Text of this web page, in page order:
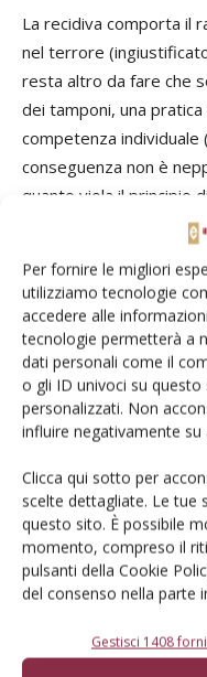
Per fornire le migliori
utilizziamo tecnologie
accedere alle
tecnologie permetterà a
dati personali come il
o gli ID univoci su
personalizzati. Non
influire negativamente
Clicca qui sotto per
scelte dettagliate. Le tue
questo sito. È possibile
momento, compreso il
pulsanti della Cookie
del consenso nella parte
Gestisci 1408
La recidiva comporta il
nel terrore
resta altro da fare che
dei tamponi, una
competenza individuale
conseguenza non è
quanto viola il principio
accertate soltanto dagli
privo diGreen Passdeve
considerato assente
retribuzione. Per le
dipendenti il controllo
lavoratori subordinati:
sospeso per i
L’obbligo delGreen Pass
permanere dello stato
dovrebbe concludere il